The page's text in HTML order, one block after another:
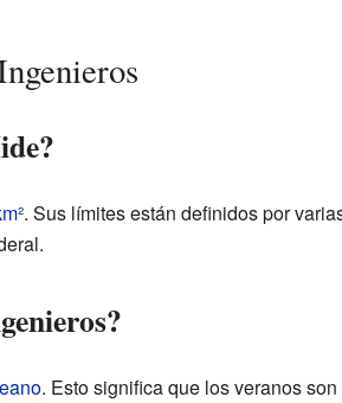
. Sus límites están definidos por
. Esto significa que los veranos